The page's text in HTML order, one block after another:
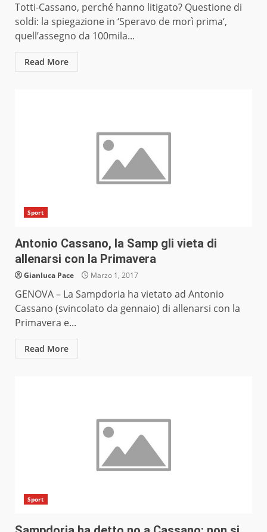
Totti-Cassano, perché hanno litigato? Questione di
soldi: la spiegazione in ‘Speravo de morì prima‘,
quell’assegno da 100mila...
Read More
Sport
Antonio Cassano, la Samp gli vieta di
allenarsi con la Primavera
Gianluca Pace Marzo 1, 2017
GENOVA – La Sampdoria ha vietato ad Antonio
Cassano (svincolato da gennaio) di allenarsi con la
Primavera e...
Read More
Sport